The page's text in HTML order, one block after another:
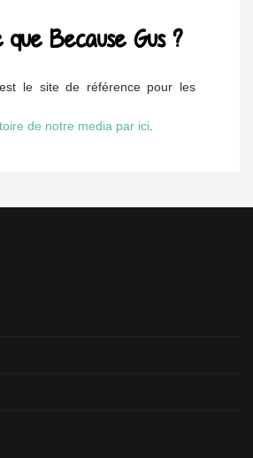
que Because Gus ?
le site de référence pour les
de notre media par ici